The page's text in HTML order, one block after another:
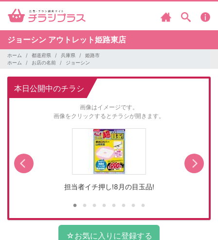
ジョーシン アウトレット姫路東店
ホーム 都道府県 兵庫県
姫路市
ホーム
お店の名前 ジョーシン
本日公開中のチラシ
画像はイメージです。
画像をクリックするとチラシが開きます。
担当者イチ押し!8月の目玉品!